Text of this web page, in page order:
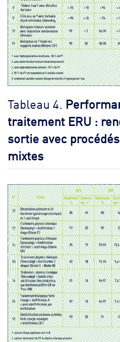
Tableau 4.
traitement ERU :
sortie avec
mixtes